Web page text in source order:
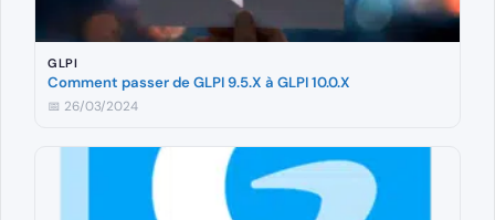
GLPI
Comment passer de GLPI 9.5.X à GLPI 10.0.X
📅 26/03/2024